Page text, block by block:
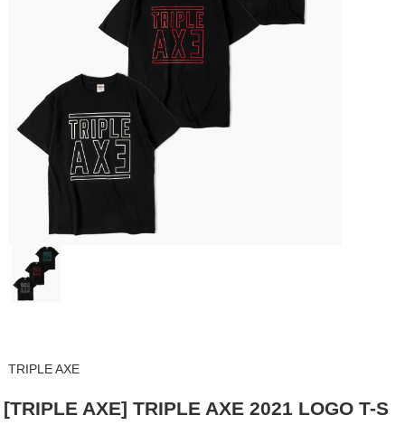
TRIPLE AXE
[TRIPLE AXE] TRIPLE AXE 2021 LOGO T-S